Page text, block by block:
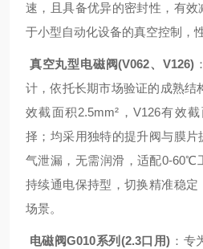
速，且具备优异的密封性，有效
于小型自动化设备的真空控制，
真空丸型电磁阀(V062、V126)
计，依托长期市场验证的成熟结
效截面积2.5mm²，V126有效
择；均采用独特的提升阀与膜
气泄漏，无需润滑，适配0-60℃
持续通电保持型，切换精准稳定
场景。
电磁阀G010系列(2.3口用) ：专